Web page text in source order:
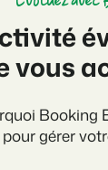
vous
Booking
gérer